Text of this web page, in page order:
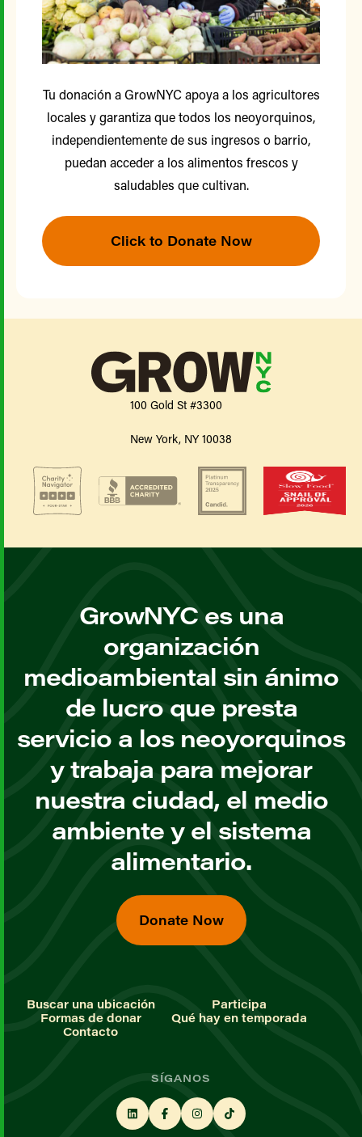
Tu donación a GrowNYC apoya a los agricultores
locales y garantiza que todos los neoyorquinos,
independientemente de sus ingresos o barrio,
puedan acceder a los alimentos frescos y
saludables que cultivan.
Click to Donate Now
100 Gold St #3300
New York, NY 10038
GrowNYC es una
organización
medioambiental sin ánimo
de lucro que presta
servicio a los neoyorquinos
y trabaja para mejorar
nuestra ciudad, el medio
ambiente y el sistema
alimentario.
Donate Now
Buscar una ubicación
Participa
Formas de donar
Qué hay en temporada
Contacto
SÍGANOS